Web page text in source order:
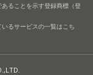
ることを示す登録商標（登
るサービスの一覧はこち